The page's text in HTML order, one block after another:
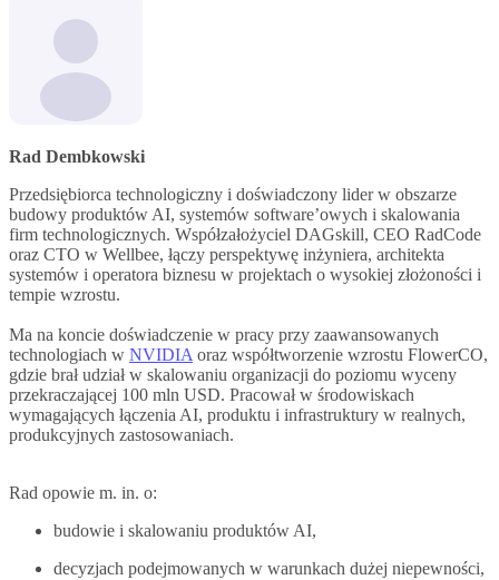
Rad Dembkowski
Przedsiębiorca technologiczny i doświadczony lider w obszarze
budowy produktów AI, systemów software’owych i skalowania
firm technologicznych. Współzałożyciel DAGskill, CEO RadCode
oraz CTO w Wellbee, łączy perspektywę inżyniera, architekta
systemów i operatora biznesu w projektach o wysokiej złożoności i
tempie wzrostu.
Ma na koncie doświadczenie w pracy przy zaawansowanych
technologiach w NVIDIA oraz współtworzenie wzrostu FlowerCO,
gdzie brał udział w skalowaniu organizacji do poziomu wyceny
przekraczającej 100 mln USD. Pracował w środowiskach
wymagających łączenia AI, produktu i infrastruktury w realnych,
produkcyjnych zastosowaniach.
Rad opowie m. in. o:
budowie i skalowaniu produktów AI,
decyzjach podejmowanych w warunkach dużej niepewności,